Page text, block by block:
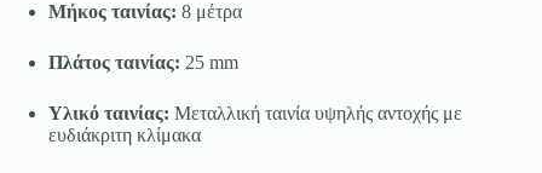
Μήκος ταινίας: 8 μέτρα
Πλάτος ταινίας: 25 mm
Υλικό ταινίας: Μεταλλική ταινία υψηλής αντοχής με
ευδιάκριτη κλίμακα